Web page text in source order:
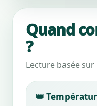
Quand
?
Lecture basée
👑